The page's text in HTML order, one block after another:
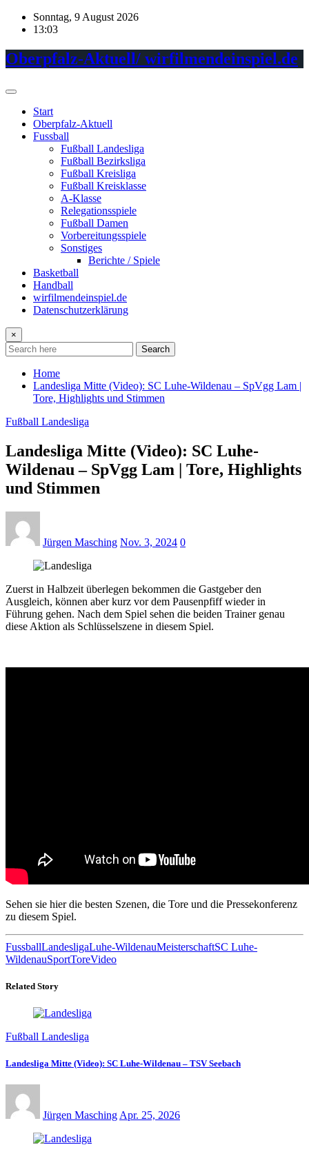
Skip
Sonntag, 9 August 2026
13:03
Oberpfalz-Aktuell/ wirfilmendeinspiel.de
Start
Oberpfalz-Aktuell
Fussball
Fußball Landesliga
Fußball Bezirksliga
Fußball Kreisliga
Fußball Kreisklasse
A-Klasse
Relegationsspiele
Fußball Damen
Vorbereitungsspiele
Sonstiges
Berichte / Spiele
Basketball
Handball
wirfilmendeinspiel.de
Datenschutzerklärung
×
Search
Home
Landesliga Mitte (Video): SC Luhe-Wildenau – SpVgg Lam |
Tore, Highlights und Stimmen
Fußball Landesliga
Landesliga Mitte (Video): SC Luhe-
Wildenau – SpVgg Lam | Tore, Highlights
und Stimmen
Jürgen Masching Nov. 3, 2024 0
Zuerst in Halbzeit überlegen bekommen die Gastgeber den
Ausgleich, können aber kurz vor dem Pausenpfiff wieder in
Führung gehen. Nach dem Spiel sehen die beiden Trainer genau
diese Aktion als Schlüsselszene in diesem Spiel.
Sehen sie hier die besten Szenen, die Tore und die Pressekonferenz
zu diesem Spiel.
FussballLandesligaLuhe-WildenauMeisterschaftSC Luhe-
WildenauSportToreVideo
Related Story
Fußball Landesliga
Landesliga Mitte (Video): SC Luhe-Wildenau – TSV Seebach
Jürgen Masching Apr. 25, 2026